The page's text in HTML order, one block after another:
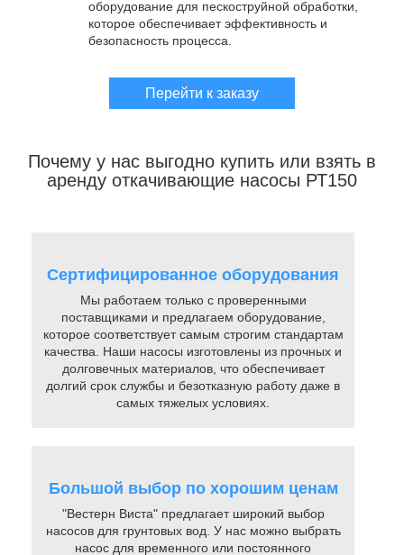
оборудование для пескоструйной обработки,
которое обеспечивает эффективность и
безопасность процесса.
Перейти к заказу
Почему у нас выгодно купить или взять в
аренду откачивающие насосы РТ150
Сертифицированное оборудования
Мы работаем только с проверенными
поставщиками и предлагаем оборудование,
которое соответствует самым строгим стандартам
качества. Наши насосы изготовлены из прочных и
долговечных материалов, что обеспечивает
долгий срок службы и безотказную работу даже в
самых тяжелых условиях.
Большой выбор по хорошим ценам
"Вестерн Виста" предлагает широкий выбор
насосов для грунтовых вод. У нас можно выбрать
насос для временного или постоянного